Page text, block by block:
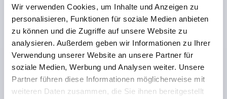
Wir verwenden Cookies, um Inhalte und Anzeigen zu
personalisieren, Funktionen für soziale Medien anbieten
zu können und die Zugriffe auf unsere Website zu
analysieren. Außerdem geben wir Informationen zu Ihrer
Verwendung unserer Website an unsere Partner für
soziale Medien, Werbung und Analysen weiter. Unsere
Partner führen diese Informationen möglicherweise mit
weiteren Daten zusammen, die Sie ihnen bereitgestellt
Andere Kunden kauften auch